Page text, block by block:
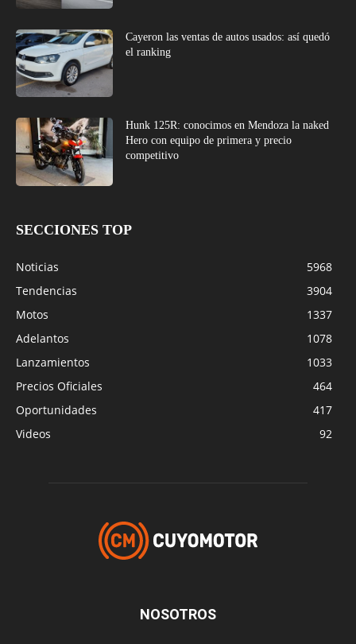
Cayeron las ventas de autos usados: así quedó
el ranking
Hunk 125R: conocimos en Mendoza la naked
Hero con equipo de primera y precio
competitivo
SECCIONES TOP
Noticias
5968
Tendencias
3904
Motos
1337
Adelantos
1078
Lanzamientos
1033
Precios Oficiales
464
Oportunidades
417
Videos
92
NOSOTROS